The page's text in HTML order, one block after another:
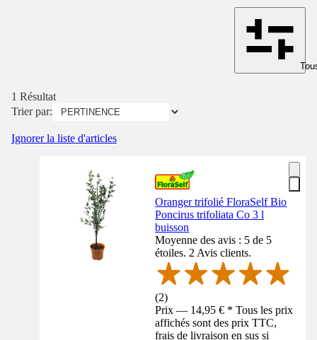
1 Résultat
Trier par:
Ignorer la liste d'articles
Oranger trifolié FloraSelf Bio
Poncirus trifoliata Co 3 l
buisson
Moyenne des avis : 5 de 5
étoiles. 2 Avis clients.
(2)
Prix — 14,95 € * Tous les prix
affichés sont des prix TTC,
frais de livraison en sus si